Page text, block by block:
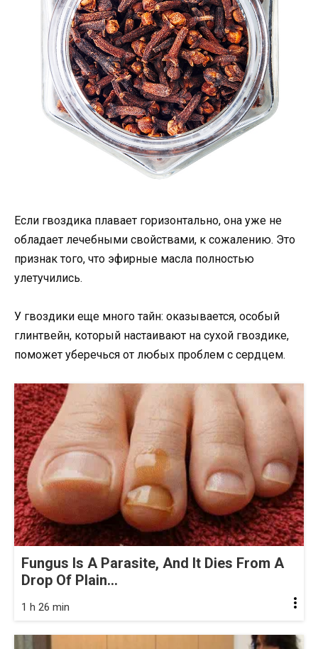
Если гвоздика плавает горизонтально, она уже не
обладает лечебными свойствами, к сожалению. Это
признак того, что эфирные масла полностью
улетучились.
У гвоздики еще много тайн: оказывается, особый
глинтвейн, который настаивают на сухой гвоздике,
поможет уберечься от любых проблем с сердцем.
Fungus Is A Parasite, And It Dies From A
Drop Of Plain...
1 h 26 min